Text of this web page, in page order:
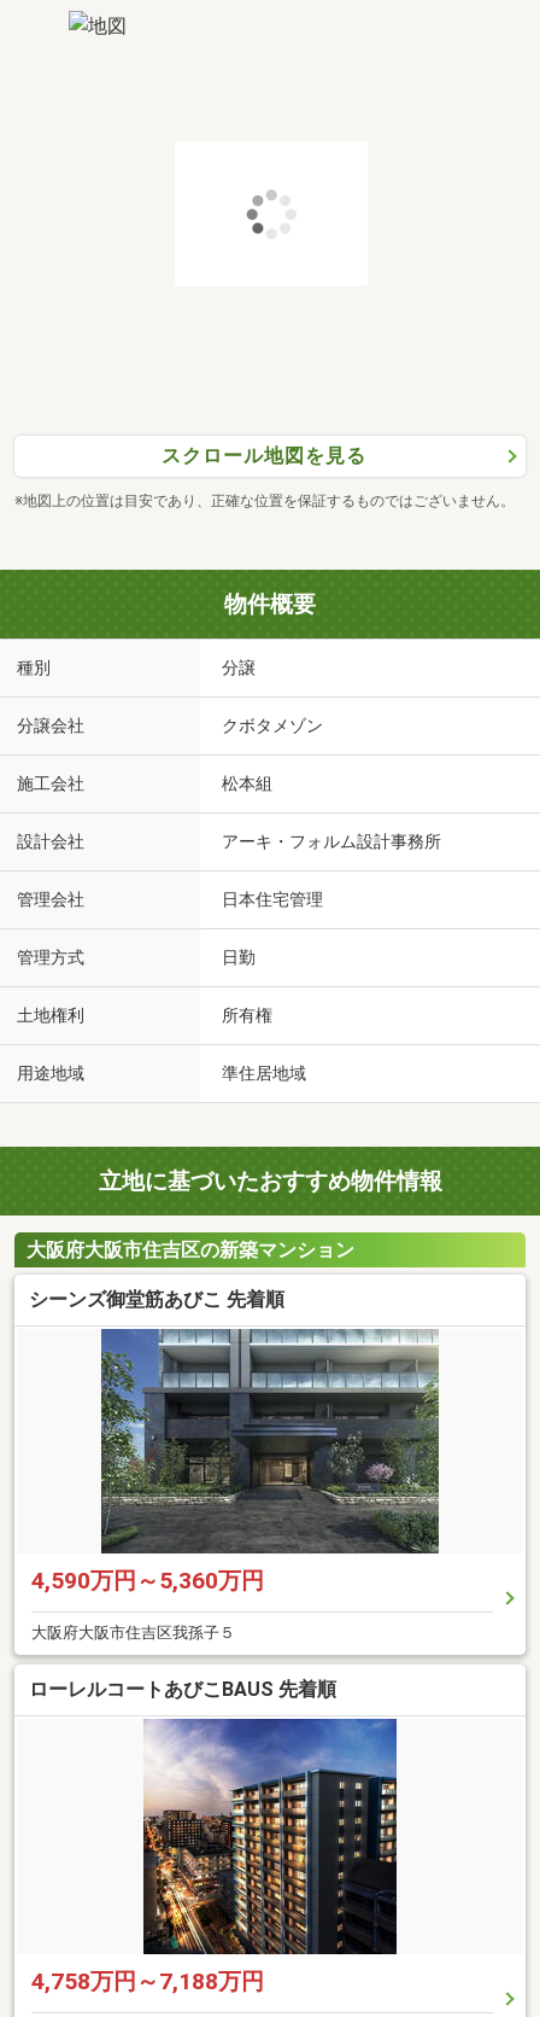
スクロール地図を見る
※地図上の位置は目安であり、正確な位置を保証するものではございません。
物件概要
種別 分譲
分譲会社 クボタメゾン
施工会社 松本組
設計会社 アーキ・フォルム設計事務所
管理会社 日本住宅管理
管理方式 日勤
土地権利 所有権
用途地域 準住居地域
立地に基づいたおすすめ物件情報
大阪府大阪市住吉区の新築マンション
シーンズ御堂筋あびこ 先着順
4,590万円～5,360万円
大阪府大阪市住吉区我孫子５
ローレルコートあびこBAUS 先着順
4,758万円～7,188万円